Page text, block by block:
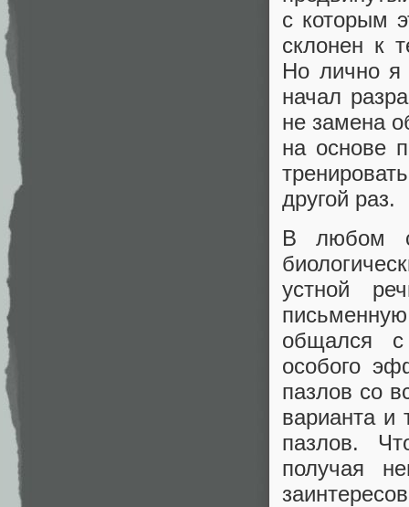
с которым
склонен к
Но лично я
начал
не замена
на основе
другой раз.
В любом
устной
общался с
особого
пазлов со
варианта и
пазлов.
получая